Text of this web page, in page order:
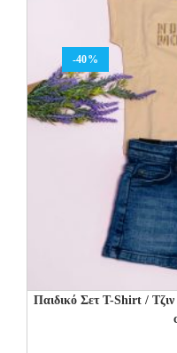
-40%
Παιδικό Σετ T-Shirt /